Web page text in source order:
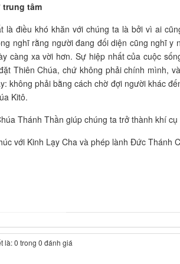
trung tâm
là điều khó khăn với chúng ta là bởi vì ai
nghĩ rằng người đang đối diện cũng nghĩ y
càng xa vời hơn. Sự hiệp nhất của cuộc
Thiên Chúa, chứ không phải chính mình,
không phải bằng cách chờ đợi người khác
Kitô.
Thánh Thần giúp chúng ta trở thành khí
với Kinh Lạy Cha và phép lành Đức Thánh
là: 0 trong 0 đánh giá